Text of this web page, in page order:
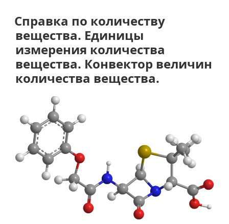
теплоемкости.
Единицы
измерения.
Конвектор
величин
удельной
Справка по количеству
вещества. Единицы
измерения количества
вещества. Конвектор величин
количества вещества.